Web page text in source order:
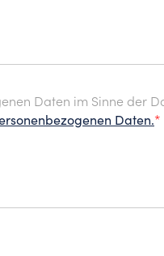
Daten im Sinne der
Daten.*